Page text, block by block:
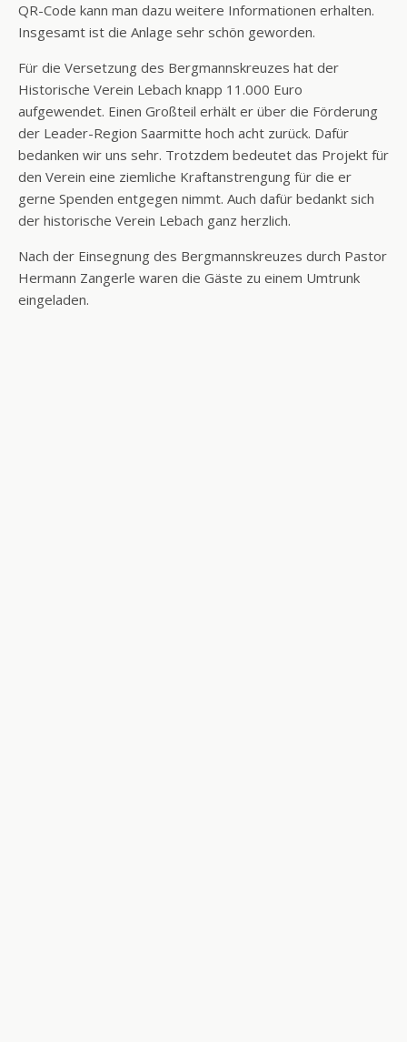
QR-Code kann man dazu weitere Informationen erhalten.
Insgesamt ist die Anlage sehr schön geworden.
Für die Versetzung des Bergmannskreuzes hat der
Historische Verein Lebach knapp 11.000 Euro
aufgewendet. Einen Großteil erhält er über die Förderung
der Leader-Region Saarmitte hoch acht zurück. Dafür
bedanken wir uns sehr. Trotzdem bedeutet das Projekt für
den Verein eine ziemliche Kraftanstrengung für die er
gerne Spenden entgegen nimmt. Auch dafür bedankt sich
der historische Verein Lebach ganz herzlich.
Nach der Einsegnung des Bergmannskreuzes durch Pastor
Hermann Zangerle waren die Gäste zu einem Umtrunk
eingeladen.